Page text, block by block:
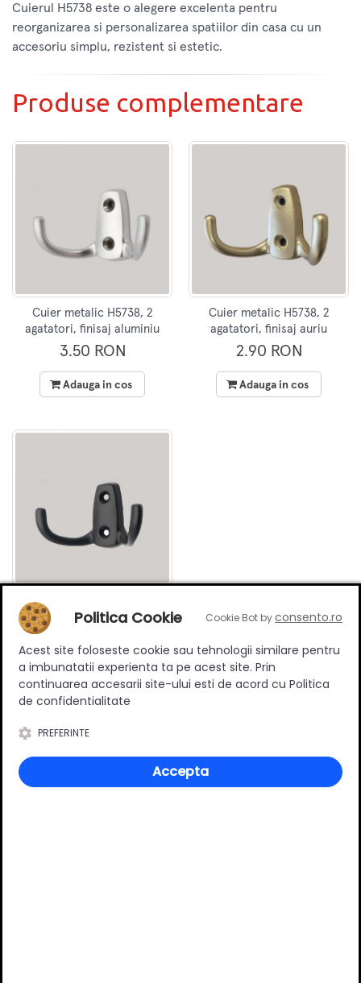
Cuierul H5738 este o alegere excelenta pentru
reorganizarea si personalizarea spatiilor din casa cu un
accesoriu simplu, rezistent si estetic.
Produse complementare
Cuier metalic H5738, 2
agatatori, finisaj aluminiu
3.50 RON
Adauga in cos
Cuier metalic H5738, 2
agatatori, finisaj auriu
2.90 RON
Adauga in cos
Cuier metalic H5738, 2
agatatori, finisaj negru mat
Adauga in cos
Specificatii
Politica Cookie Cookie Bot byconsento.ro
Acest site foloseste cookie sau tehnologii similare pentru
a imbunatatii experienta ta pe acest site. Prin
continuarea accesarii site-ului esti de acord cu Politica
de confidentialitate
PREFERINTE
Accepta